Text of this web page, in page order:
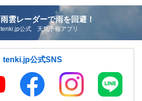
雨雲レーダーで雨を回避！
tenki.jp公式 天気予報アプリ
tenki.jp公式SNS